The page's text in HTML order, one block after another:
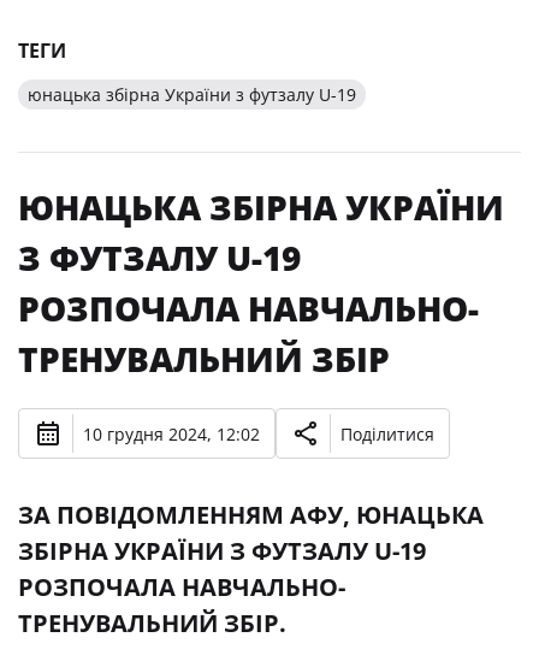
ТЕГИ
юнацька збірна України з футзалу U-19
ЮНАЦЬКА ЗБІРНА УКРАЇНИ
З ФУТЗАЛУ U-19
РОЗПОЧАЛА НАВЧАЛЬНО-
ТРЕНУВАЛЬНИЙ ЗБІР
10 грудня 2024, 12:02 Поділитися
ЗА ПОВІДОМЛЕННЯМ АФУ, ЮНАЦЬКА
ЗБІРНА УКРАЇНИ З ФУТЗАЛУ U-19
РОЗПОЧАЛА НАВЧАЛЬНО-
ТРЕНУВАЛЬНИЙ ЗБІР.